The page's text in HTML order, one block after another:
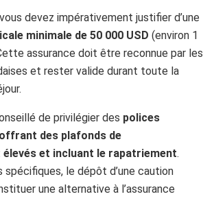
devez impérativement justifier d’une
minimale de 50 000 USD (environ 1
assurance doit être reconnue par les
et rester valide durant toute la
de privilégier des polices
des plafonds de
et incluant le rapatriement.
spécifiques, le dépôt d’une caution
une alternative à l’assurance